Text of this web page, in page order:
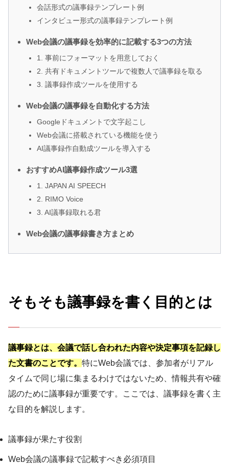
会話形式の議事録テンプレート例
インタビュー形式の議事録テンプレート例
Web会議の議事録を効率的に記載する3つの方法
1. 事前にフォーマットを用意しておく
2. 共有ドキュメントツールで複数人で議事録を取る
3. 議事録作成ツールを使用する
Web会議の議事録を自動化する方法
Googleドキュメントで文字起こし
Web会議に搭載されている機能を使う
AI議事録作自動成ツールを導入する
おすすめAI議事録作成ツール3選
1. JAPAN AI SPEECH
2. RIMO Voice
3. AI議事録取れる君
Web会議の議事録書き方まとめ
そもそも議事録を書く目的とは
議事録とは、会議で話し合われた内容や決定事項を記録し
た文書のことです。 特にWeb会議では、参加者がリアル
タイムで同じ場に集まるわけではないため、情報共有や確
認のために議事録が重要です。ここでは、議事録を書く主
な目的を解説します。
議事録が果たす役割
Web会議の議事録で記載すべき必須項目